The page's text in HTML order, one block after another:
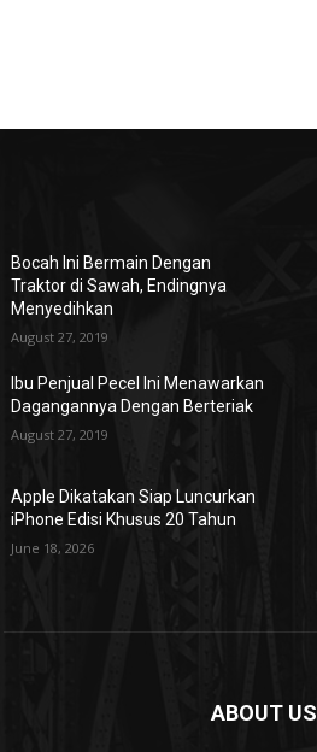
Bocah Ini Bermain Dengan
Traktor di Sawah, Endingnya
Menyedihkan
August 27, 2019
Ibu Penjual Pecel Ini Menawarkan
Dagangannya Dengan Berteriak
August 27, 2019
Apple Dikatakan Siap Luncurkan
iPhone Edisi Khusus 20 Tahun
June 18, 2026
ABOUT US